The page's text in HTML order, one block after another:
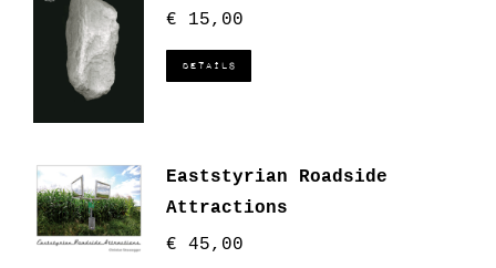
€ 15,00
Details
Eaststyrian Roadside
Attractions
€ 45,00